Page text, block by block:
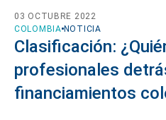
COLOMBIA NOTICIA
03 OCTUBRE 2022
Clasificación:
profesionales
financiamientos